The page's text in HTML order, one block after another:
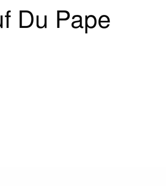
Du Pape